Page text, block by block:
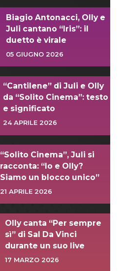
Biagio Antonacci, Olly e
Juli cantano “Iris”: il
duetto è virale
05 GIUGNO 2026
“Cantilene” di Juli e Olly
da “Solito Cinema”: testo
e significato
24 APRILE 2026
“Solito Cinema”, Juli si
racconta: “Io e Olly?
Siamo un blocco unico”
21 APRILE 2026
Olly canta “Per sempre
sì” di Sal Da Vinci
durante un suo live
17 MARZO 2026